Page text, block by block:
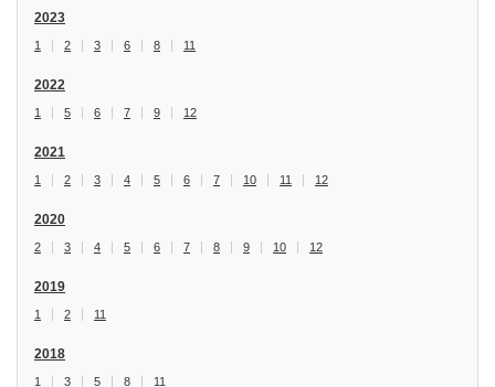
2023
1 2 3 6 8 11
2022
1 5 6 7 9 12
2021
1 2 3 4 5 6 7 10 11 12
2020
2 3 4 5 6 7 8 9 10 12
2019
1 2 11
2018
1 3 5 8 11